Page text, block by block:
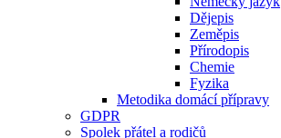
Dějepis
Zeměpis
Přírodopis
Chemie
Fyzika
Metodika domácí přípravy
GDPR
Spolek přátel a rodičů